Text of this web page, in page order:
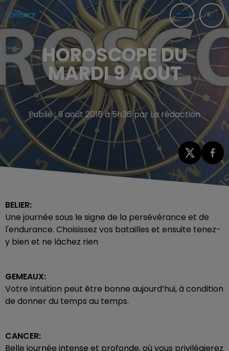
HOROSCOPE DU
MARDI 9 AOUT
Publié : 9 août 2016 à 5h36 par La rédaction
BELIER:
Une journée sous le signe de la persévérance et de
l'endurance. Choisissez vos batailles et ensuite tenez-
y bien et ne lâchez rien
GEMEAUX:
Votre intuition peut être bonne aujourd’hui, à condition
de donner du temps au temps.
CANCER:
Belle journée intense et profonde, où vous privilégierez